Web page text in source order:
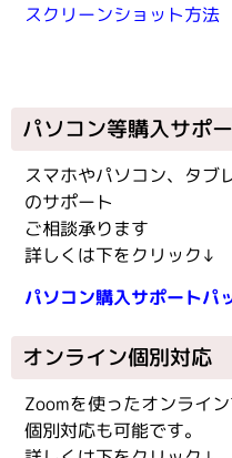
スクリーンショット方法
パソコン等購入サポ
スマホやパソコン、タブ
のサポート
ご相談承ります
詳しくは下をクリック↓
パソコン購入サポートパ
オンライン個別対応
Zoomを使ったオンライ
個別対応も可能です。